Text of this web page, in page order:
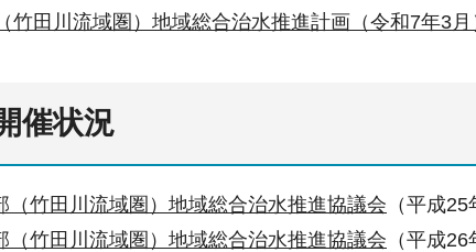
竹田川流域圏）地域総合治水推進計画（令和7年3月
催状況
（竹田川流域圏）地域総合治水推進協議会 （平成
（竹田川流域圏）地域総合治水推進協議会 （平成